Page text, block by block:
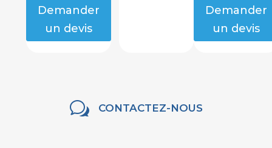
Demander
un devis
Demander
un devis
w CONTACTEZ-NOUS